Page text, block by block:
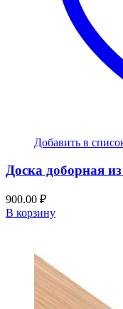
Добавить в
Доска доборная
900.00 ₽
В корзину